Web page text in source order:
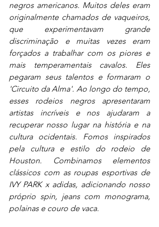
negros americanos. Muitos deles eram
originalmente chamados de vaqueiros,
que experimentavam grande
discriminação e muitas vezes eram
forçados a trabalhar com os piores e
mais temperamentais cavalos. Eles
pegaram seus talentos e formaram o
'Circuito da Alma'. Ao longo do tempo,
esses rodeios negros apresentaram
artistas incríveis e nos ajudaram a
recuperar nosso lugar na história e na
cultura ocidentais. Fomos inspirados
pela cultura e estilo do rodeio de
Houston. Combinamos elementos
clássicos com as roupas esportivas de
IVY PARK x adidas, adicionando nosso
próprio spin, jeans com monograma,
polainas e couro de vaca.